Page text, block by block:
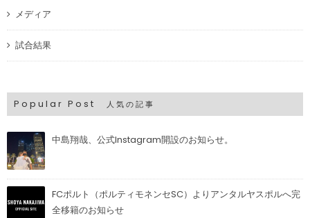
メディア
試合結果
Popular Post 人気の記事
中島翔哉、公式Instagram開設のお知らせ。
FCポルト（ポルティモネンセSC）よりアンタルヤスポルへ完
全移籍のお知らせ